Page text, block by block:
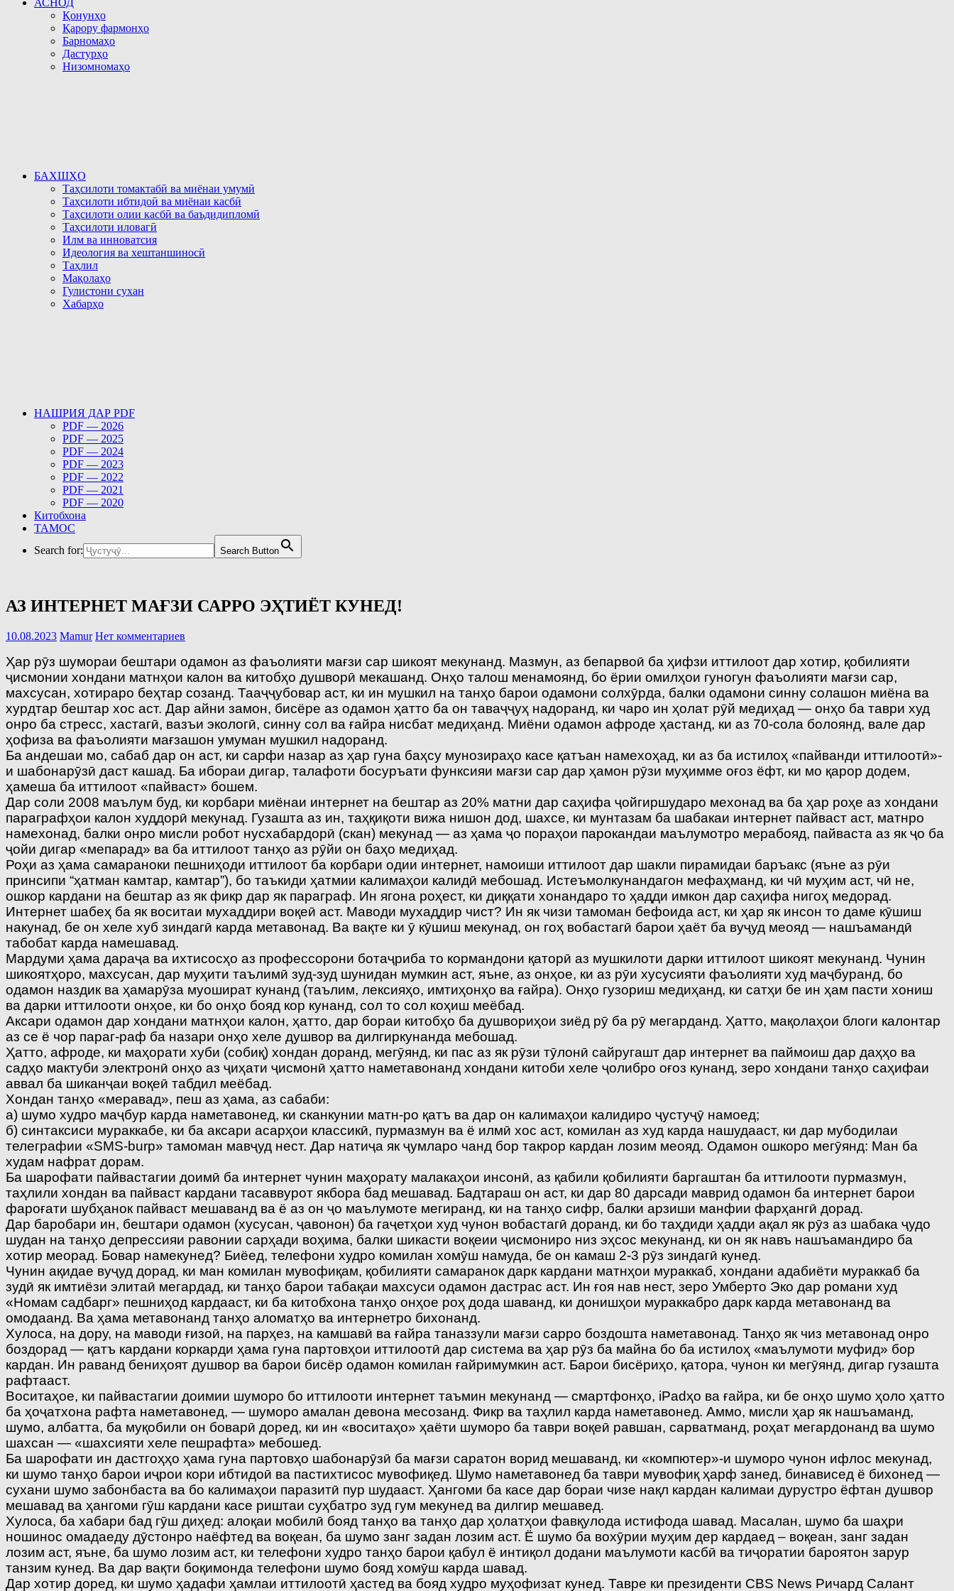
АСНОД
Қонунҳо
Қарору фармонҳо
Барномаҳо
Дастурҳо
Низомномаҳо
БАХШҲО
Таҳсилоти томактабӣ ва миёнаи умумӣ
Таҳсилоти ибтидоӣ ва миёнаи касбӣ
Таҳсилоти олии касбӣ ва баъдидипломӣ
Таҳсилоти иловагӣ
Илм ва инноватсия
Идеология ва хештаншиносӣ
Таҳлил
Мақолаҳо
Гулистони сухан
Хабарҳо
НАШРИЯ ДАР PDF
PDF — 2026
PDF — 2025
PDF — 2024
PDF — 2023
PDF — 2022
PDF — 2021
PDF — 2020
Китобхона
ТАМОС
Search for:
Search Button
АЗ ИНТЕРНЕТ МАҒЗИ САРРО ЭҲТИЁТ КУНЕД!
10.08.2023 Mamur Нет комментариев
Ҳар рӯз шумораи бештари одамон аз фаъолияти мағзи сар шикоят мекунанд. Мазмун, аз бепарвоӣ ба ҳифзи иттилоот дар хотир, қобилияти
ҷисмонии хондани матнҳои калон ва китобҳо душворӣ мекашанд. Онҳо талош менамоянд, бо ёрии омилҳои гуногун фаъолияти мағзи сар,
махсусан, хотираро беҳтар созанд. Тааҷҷубовар аст, ки ин мушкил на танҳо барои одамони солхӯрда, балки одамони синну солашон миёна ва
хурдтар бештар хос аст. Дар айни замон, бисёре аз одамон ҳатто ба он таваҷҷуҳ надоранд, ки чаро ин ҳолат рӯй медиҳад — онҳо ба таври худ
онро ба стресс, хастагӣ, вазъи экологӣ, синну сол ва ғайра нисбат медиҳанд. Миёни одамон афроде ҳастанд, ки аз 70-сола болоянд, вале дар
ҳофиза ва фаъолияти мағзашон умуман мушкил надоранд.
Ба андешаи мо, сабаб дар он аст, ки сарфи назар аз ҳар гуна баҳсу мунозираҳо касе қатъан намехоҳад, ки аз ба истилоҳ «пайванди иттилоотӣ»-
и шабонарӯзӣ даст кашад. Ба ибораи дигар, талафоти босуръати функсияи мағзи сар дар ҳамон рӯзи муҳимме оғоз ёфт, ки мо қарор додем,
ҳамеша ба иттилоот «пайваст» бошем.
Дар соли 2008 маълум буд, ки корбари миёнаи интернет на бештар аз 20% матни дар саҳифа ҷойгиршударо мехонад ва ба ҳар роҳе аз хондани
параграфҳои калон худдорӣ мекунад. Гузашта аз ин, таҳқиқоти вижа нишон дод, шахсе, ки мунтазам ба шабакаи интернет пайваст аст, матнро
намехонад, балки онро мисли робот нусхабардорӣ (скан) мекунад — аз ҳама ҷо пораҳои парокандаи маълумотро мерабояд, пайваста аз як ҷо ба
ҷойи дигар «мепарад» ва ба иттилоот танҳо аз рӯйи он баҳо медиҳад.
Роҳи аз ҳама самараноки пешниҳоди иттилоот ба корбари одии интернет, намоиши иттилоот дар шакли пирамидаи баръакс (яъне аз рӯи
принсипи “ҳатман камтар, камтар”), бо таъкиди ҳатмии калимаҳои калидӣ мебошад. Истеъмолкунандагон мефаҳманд, ки чӣ муҳим аст, чӣ не,
ошкор кардани на бештар аз як фикр дар як параграф. Ин ягона роҳест, ки диққати хонандаро то ҳадди имкон дар саҳифа нигоҳ медорад.
Интернет шабеҳ ба як воситаи мухаддири воқеӣ аст. Маводи мухаддир чист? Ин як чизи тамоман бефоида аст, ки ҳар як инсон то даме кӯшиш
накунад, бе он хеле хуб зиндагӣ карда метавонад. Ва вақте ки ӯ кӯшиш мекунад, он гоҳ вобастагӣ барои ҳаёт ба вуҷуд меояд — нашъамандӣ
табобат карда намешавад.
Мардуми ҳама дараҷа ва ихтисосҳо аз профессорони ботаҷриба то кормандони қаторӣ аз мушкилоти дарки иттилоот шикоят мекунанд. Чунин
шикоятҳоро, махсусан, дар муҳити таълимӣ зуд-зуд шунидан мумкин аст, яъне, аз онҳое, ки аз рӯи хусусияти фаъолияти худ маҷбуранд, бо
одамон наздик ва ҳамарӯза муошират кунанд (таълим, лексияҳо, имтиҳонҳо ва ғайра). Онҳо гузориш медиҳанд, ки сатҳи бе ин ҳам пасти хониш
ва дарки иттилооти онҳое, ки бо онҳо бояд кор кунанд, сол то сол коҳиш меёбад.
Аксари одамон дар хондани матнҳои калон, ҳатто, дар бораи китобҳо ба душвориҳои зиёд рӯ ба рӯ мегарданд. Ҳатто, мақолаҳои блоги калонтар
аз се ё чор параг-раф ба назари онҳо хеле душвор ва дилгиркунанда мебошад.
Ҳатто, афроде, ки маҳорати хуби (собиқ) хондан доранд, мегӯянд, ки пас аз як рӯзи тӯлонӣ сайругашт дар интернет ва паймоиш дар даҳҳо ва
садҳо мактуби электронӣ онҳо аз ҷиҳати ҷисмонӣ ҳатто наметавонанд хондани китоби хеле ҷолибро оғоз кунанд, зеро хондани танҳо саҳифаи
аввал ба шиканҷаи воқеӣ табдил меёбад.
Хондан танҳо «меравад», пеш аз ҳама, аз сабаби:
а) шумо худро маҷбур карда наметавонед, ки сканкунии матн-ро қатъ ва дар он калимаҳои калидиро ҷустуҷӯ намоед;
б) синтаксиси мураккабе, ки ба аксари асарҳои классикӣ, пурмазмун ва ё илмӣ хос аст, комилан аз худ карда нашудааст, ки дар мубодилаи
телеграфии «SMS-burp» тамоман мавҷуд нест. Дар натиҷа як ҷумларо чанд бор такрор кардан лозим меояд. Одамон ошкоро мегӯянд: Ман ба
худам нафрат дорам.
Ба шарофати пайвастагии доимӣ ба интернет чунин маҳорату малакаҳои инсонӣ, аз қабили қобилияти баргаштан ба иттилооти пурмазмун,
таҳлили хондан ва пайваст кардани тасаввурот якбора бад мешавад. Бадтараш он аст, ки дар 80 дарсади маврид одамон ба интернет барои
фароғати шубҳанок пайваст мешаванд ва ё аз он ҷо маълумоте мегиранд, ки на танҳо сифр, балки арзиши манфии фарҳангӣ дорад.
Дар баробари ин, бештари одамон (хусусан, ҷавонон) ба гаҷетҳои худ чунон вобастагӣ доранд, ки бо таҳдиди ҳадди ақал як рӯз аз шабака ҷудо
шудан на танҳо депрессияи равонии сарҳади воҳима, балки шикасти воқеии ҷисмониро низ эҳсос мекунанд, ки он як навъ нашъамандиро ба
хотир меорад. Бовар намекунед? Биёед, телефони худро комилан хомӯш намуда, бе он камаш 2-3 рӯз зиндагӣ кунед.
Чунин ақидае вуҷуд дорад, ки ман комилан мувофиқам, қобилияти самаранок дарк кардани матнҳои мураккаб, хондани адабиёти мураккаб ба
зудӣ як имтиёзи элитаӣ мегардад, ки танҳо барои табақаи махсуси одамон дастрас аст. Ин ғоя нав нест, зеро Умберто Эко дар романи худ
«Номам садбарг» пешниҳод кардааст, ки ба китобхона танҳо онҳое роҳ дода шаванд, ки донишҳои мураккабро дарк карда метавонанд ва
омодаанд. Ва ҳама метавонанд танҳо аломатҳо ва интернетро бихонанд.
Хулоса, на дору, на маводи ғизоӣ, на парҳез, на камшавӣ ва ғайра таназзули мағзи сарро боздошта наметавонад. Танҳо як чиз метавонад онро
боздорад — қатъ кардани коркарди ҳама гуна партовҳои иттилоотӣ дар система ва ҳар рӯз ба майна бо ба истилоҳ «маълумоти муфид» бор
кардан. Ин раванд бениҳоят душвор ва барои бисёр одамон комилан ғайримумкин аст. Барои бисёриҳо, қатора, чунон ки мегӯянд, дигар гузашта
рафтааст.
Воситаҳое, ки пайвастагии доимии шуморо бо иттилооти интернет таъмин мекунанд — смартфонҳо, iPadҳо ва ғайра, ки бе онҳо шумо ҳоло ҳатто
ба ҳоҷатхона рафта наметавонед, — шуморо амалан девона месозанд. Фикр ва таҳлил карда наметавонед. Аммо, мисли ҳар як нашъаманд,
шумо, албатта, ба муқобили он боварӣ доред, ки ин «воситаҳо» ҳаёти шуморо ба таври воқеӣ равшан, сарватманд, роҳат мегардонанд ва шумо
шахсан — «шахсияти хеле пешрафта» мебошед.
Ба шарофати ин дастгоҳҳо ҳама гуна партовҳо шабонарӯзӣ ба мағзи саратон ворид мешаванд, ки «компютер»-и шуморо чунон ифлос мекунад,
ки шумо танҳо барои иҷрои кори ибтидоӣ ва пастихтисос мувофиқед. Шумо наметавонед ба таври мувофиқ ҳарф занед, бинависед ё бихонед —
сухани шумо забонбаста ва бо калимаҳои паразитӣ пур шудааст. Ҳангоми ба касе дар бораи чизе нақл кардан калимаи дурустро ёфтан душвор
мешавад ва ҳангоми гӯш кардани касе риштаи суҳбатро зуд гум мекунед ва дилгир мешавед.
Хулоса, ба хабари бад гӯш диҳед: алоқаи мобилӣ бояд танҳо ва танҳо дар ҳолатҳои фавқулода истифода шавад. Масалан, шумо ба шаҳри
ношинос омадаеду дӯстонро наёфтед ва воқеан, ба шумо занг задан лозим аст. Ё шумо ба вохӯрии муҳим дер кардаед – воқеан, занг задан
лозим аст, яъне, ба шумо лозим аст, ки телефони худро танҳо барои қабул ё интиқол додани маълумоти касбӣ ва тиҷоратии бароятон зарур
танзим кунед. Ва дар вақти боқимонда телефони шумо бояд хомӯш карда шавад.
Дар хотир доред, ки шумо ҳадафи ҳамлаи иттилоотӣ ҳастед ва бояд худро муҳофизат кунед. Тавре ки президенти CBS News Ричард Салант